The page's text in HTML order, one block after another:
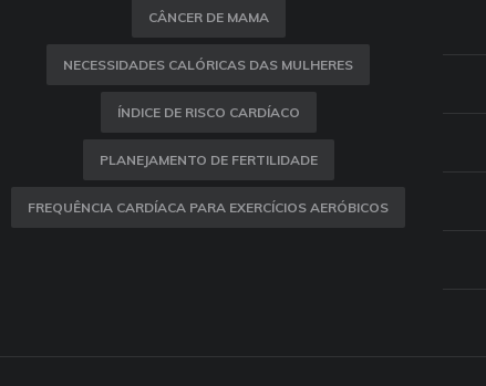
CÂNCER DE MAMA
NECESSIDADES CALÓRICAS DAS MULHERES
ÍNDICE DE RISCO CARDÍACO
PLANEJAMENTO DE FERTILIDADE
FREQUÊNCIA CARDÍACA PARA EXERCÍCIOS AERÓBICOS